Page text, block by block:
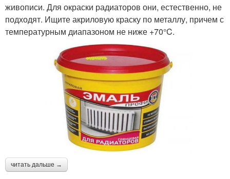
живописи. Для окраски радиаторов они, естественно, не
подходят. Ищите акриловую краску по металлу, причем с
температурным диапазоном не ниже +70°C.
читать дальше →